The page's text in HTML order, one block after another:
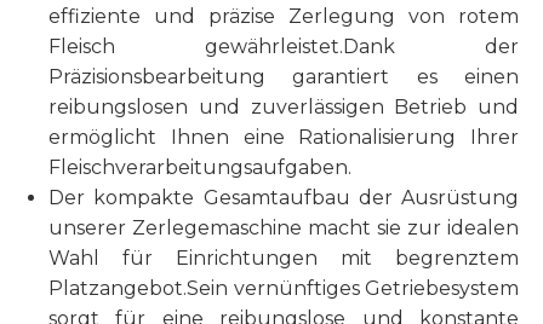
effiziente und präzise Zerlegung von rotem
Fleisch gewährleistet.Dank der
Präzisionsbearbeitung garantiert es einen
reibungslosen und zuverlässigen Betrieb und
ermöglicht Ihnen eine Rationalisierung Ihrer
Fleischverarbeitungsaufgaben.
Der kompakte Gesamtaufbau der Ausrüstung
unserer Zerlegemaschine macht sie zur idealen
Wahl für Einrichtungen mit begrenztem
Platzangebot.Sein vernünftiges Getriebesystem
sorgt für eine reibungslose und konstante